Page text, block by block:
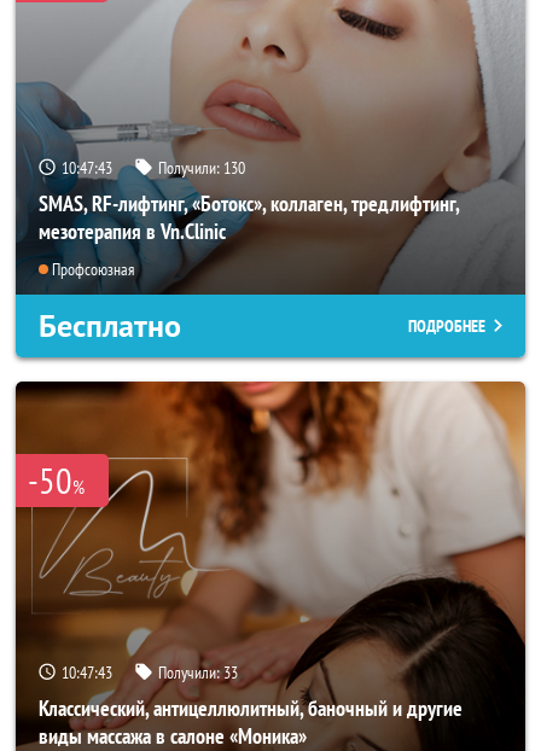
10:47:40 Получили: 130
SMAS, RF-лифтинг, «Ботокс», коллаген, тредлифтинг,
мезотерапия в Vn.Clinic
Профсоюзная
Бесплатно ПОДРОБНЕЕ
-50%
10:47:40 Получили:33
Классический, антицеллюлитный, баночный и другие
виды массажа в салоне «Моника»